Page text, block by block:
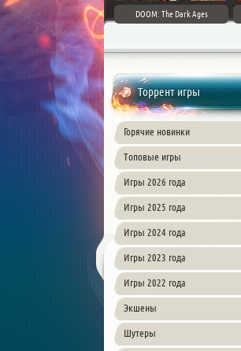
DOOM: The Dark Ages
Торрент игры
Горячие новинки
Топовые игры
Игры 2026 года
Игры 2025 года
Игры 2024 года
Игры 2023 года
Игры 2022 года
Экшены
Шутеры